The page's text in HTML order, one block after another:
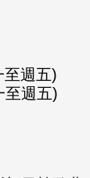
至週五)
至週五)